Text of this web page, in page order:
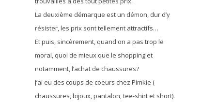
La deuxième démarque est un démon, dur d’y
résister, les prix sont tellement attractifs…
Et puis, sincèrement, quand on a pas trop le
moral, quoi de mieux que le shopping et
notamment, l’achat de chaussures?
J’ai eu des coups de coeurs chez Pimkie (
chaussures, bijoux, pantalon, tee-shirt et short).